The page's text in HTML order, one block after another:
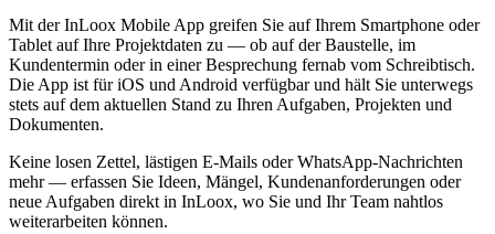
Mit der InLoox Mobile App greifen Sie auf Ihrem Smartphone oder
Tablet auf Ihre Projektdaten zu — ob auf der Baustelle, im
Kundentermin oder in einer Besprechung fernab vom Schreibtisch.
Die App ist für iOS und Android verfügbar und hält Sie unterwegs
stets auf dem aktuellen Stand zu Ihren Aufgaben, Projekten und
Dokumenten.
Keine losen Zettel, lästigen E-Mails oder WhatsApp-Nachrichten
mehr — erfassen Sie Ideen, Mängel, Kundenanforderungen oder
neue Aufgaben direkt in InLoox, wo Sie und Ihr Team nahtlos
weiterarbeiten können.